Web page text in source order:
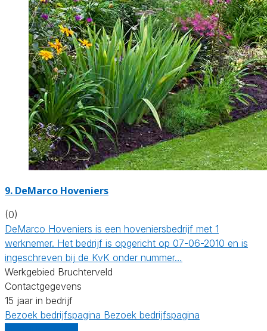
9. DeMarco Hoveniers
(0)
DeMarco Hoveniers is een hoveniersbedrijf met 1
werknemer. Het bedrijf is opgericht op 07-06-2010 en is
ingeschreven bij de KvK onder nummer…
Werkgebied Bruchterveld
Contactgegevens
15 jaar in bedrijf
Bezoek bedrijfspagina Bezoek bedrijfspagina